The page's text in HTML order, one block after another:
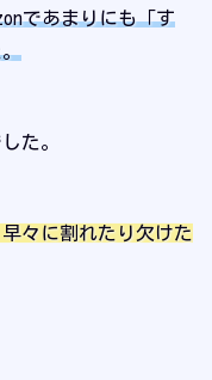
であまりにも「す
た。
々に割れたり欠けた